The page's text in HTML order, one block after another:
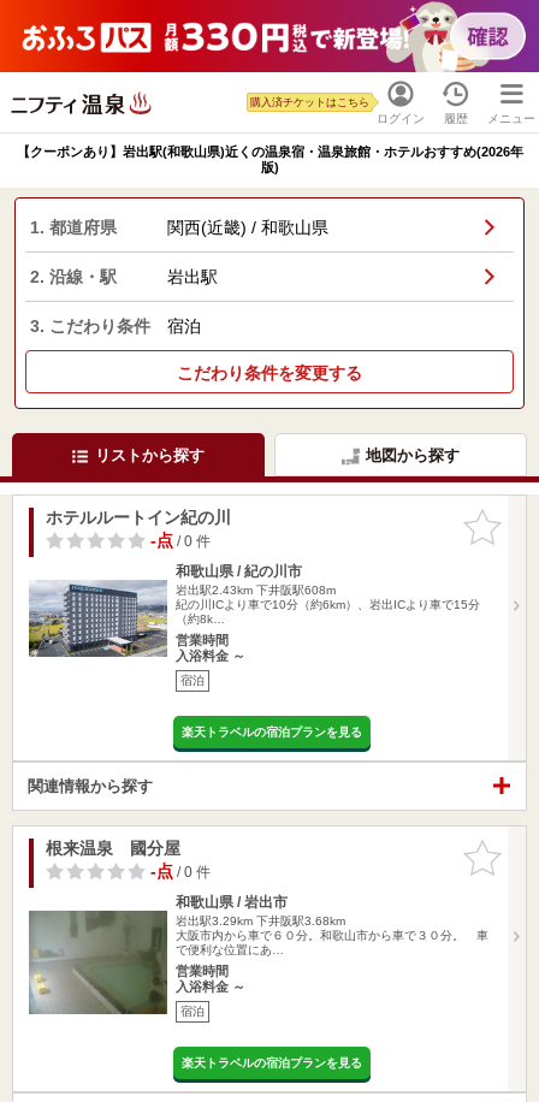
ログイン
購入済チケットはこちら
履歴 メニュー
【クーポンあり】岩出駅(和歌山県)近くの温泉宿・温泉旅館・ホテルおすすめ(2026年
版)
1. 都道府県 関西(近畿) / 和歌山県
2. 沿線・駅 岩出駅
3. こだわり条件 宿泊
こだわり条件を変更する
リストから探す 地図から探す
お気に入
りに追加
ホテルルートイン紀の川
-点/ 0 件
和歌山県 / 紀の川市
岩出駅2.43km 下井阪駅608m
紀の川ICより車で10分（約6km）、岩出ICより車で15分
（約8k…
営業時間
入浴料金 ～
宿泊
楽天トラベルの宿泊プランを見る
関連情報から探す
お気に入
りに追加
根来温泉 國分屋
-点/ 0 件
和歌山県 / 岩出市
岩出駅3.29km 下井阪駅3.68km
大阪市内から車で６０分。和歌山市から車で３０分。 車
で便利な位置にあ…
営業時間
入浴料金 ～
宿泊
楽天トラベルの宿泊プランを見る